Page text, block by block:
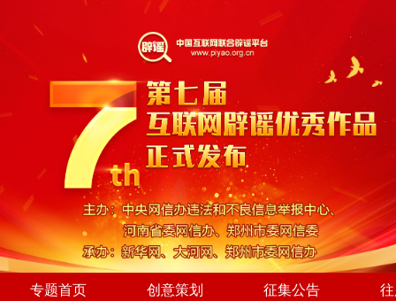
专题首页 创意策划 征集公告